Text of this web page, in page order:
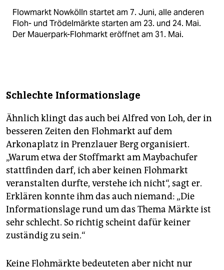
Flowmarkt Nowkölln startet am 7. Juni, alle anderen
Floh- und Trödelmärkte starten am 23. und 24. Mai.
Der Mauerpark-Flohmarkt eröffnet am 31. Mai.
Schlechte Informationslage
Ähnlich klingt das auch bei Alfred von Loh, der in
besseren Zeiten den Flohmarkt auf dem
Arkonaplatz in Prenzlauer Berg organisiert.
„Warum etwa der Stoffmarkt am Maybach­ufer
stattfinden darf, ich aber keinen Flohmarkt
veranstalten durfte, verstehe ich nicht“, sagt er.
Erklären konnte ihm das auch niemand: „Die
Informationslage rund um das Thema Märkte ist
sehr schlecht. So richtig scheint dafür keiner
zuständig zu sein.“
Keine Flohmärkte bedeuteten aber nicht nur